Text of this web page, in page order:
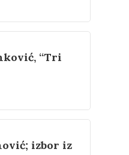
“Tri
izbor iz
Esejistika
O nama
Kontakt